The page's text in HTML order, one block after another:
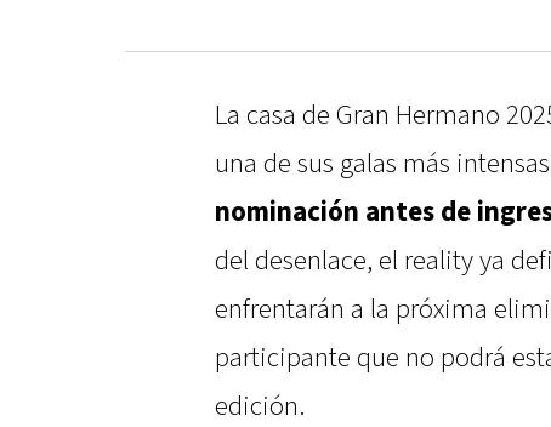
La casa de Gran Hermano
una de sus galas más
nominación antes de
del desenlace, el reality ya
enfrentarán a la próxima
participante que no podrá
edición.